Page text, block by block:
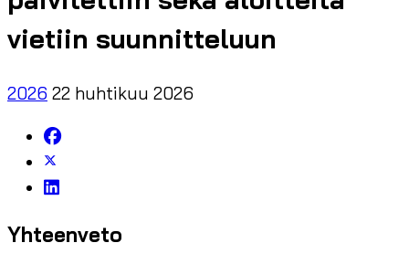
vietiin suunnitteluun
2026 22 huhtikuu 2026
Yhteenveto